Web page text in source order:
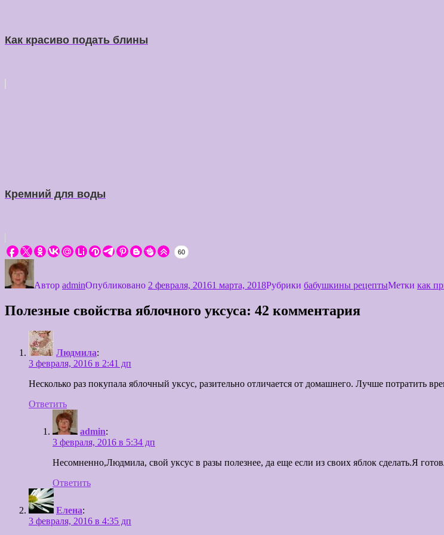
Как красиво подать блины
Кремний для воды
60
Автор adminОпубликовано 2 февраля, 20161 марта, 2018Рубрики бабушкины рецептыМетки как
Полезные свойства яблочного уксуса: 42 комментария
Людмила:
3 февраля, 2016 в 2:41 дп
Несколько раз покупала яблочный уксус, разительно отличается от домашнего. Лучше потратить
Ответить
admin:
3 февраля, 2016 в 5:34 дп
Несомненно,Людмила, свой уксус в разы полезнее, да еще если из своих яблок сделать.Я
Ответить
Елена:
3 февраля, 2016 в 4:35 дп